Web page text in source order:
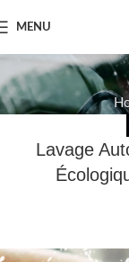
MENU
Lavage